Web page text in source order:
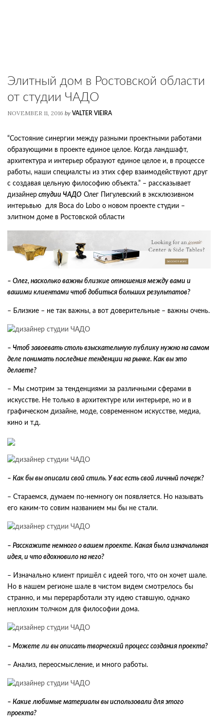
Элитный дом в Ростовской области
от студии ЧАДО
NOVEMBER 11, 2016 by VALTER VIEIRA
“Состояние синергии между разными проектными работами
образующими в проекте единое целое. Когда ландшафт,
архитектура и интерьер образуют единое целое и, в процессе
работы, наши специалсты из этих сфер взаимодействуют друг
с создавая цельную философию объекта.” – рассказывает
дизайнер студии ЧАДО Олег Пигулевский в эксклюзивном
интерьвью для Boca do Lobo о новом проекте студии –
элитном доме в Ростовской области
– Олег, насколько важны близкие отношения между вами и
вашими клиентами чтоб добиться больших результатов?
– Близкие – не так важны, а вот доверительные – важны очень.
– Чтоб завоевать столь взыскательную публику нужно на самом
деле понимать последние тенденции на рынке. Как вы это
делаете?
– Мы смотрим за тенденциями за различными сферами в
искусстве. Не только в архитектуре или интерьере, но и в
графическом дизайне, моде, современном искусстве, медиа,
кино и т.д.
– Как бы вы описали свой стиль. У вас есть свой личный почерк?
– Стараемся, думаем по-немногу он появляется. Но называть
его каким-то совим названием мы бы не стали.
– Расскажите немного о вашем проекте. Какая была изначальная
идея, и что вдохновило на него?
– Изначально клиент пришёл с идеей того, что он хочет шале.
Но в нашем регионе шале в чистом видем смотрелось бы
странно, и мы перерарботали эту идею ставшую, однако
неплохим толчком для философии дома.
– Можете ли вы описать творческий процесс создания проекта?
– Анализ, переосмысление, и много работы.
– Какие любимые материалы вы использовали для этого
проекта?